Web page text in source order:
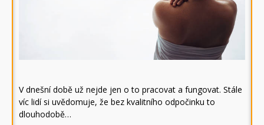
V dnešní době už nejde jen o to pracovat a fungovat. Stále
víc lidí si uvědomuje, že bez kvalitního odpočinku to
dlouhodobě…